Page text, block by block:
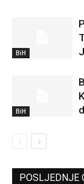
BiH
BiH
POSLJEDNJE